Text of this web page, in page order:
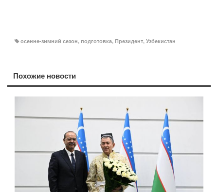
осенне-зимний сезон, подготовка, Президент, Узбекистан
Похожие новости